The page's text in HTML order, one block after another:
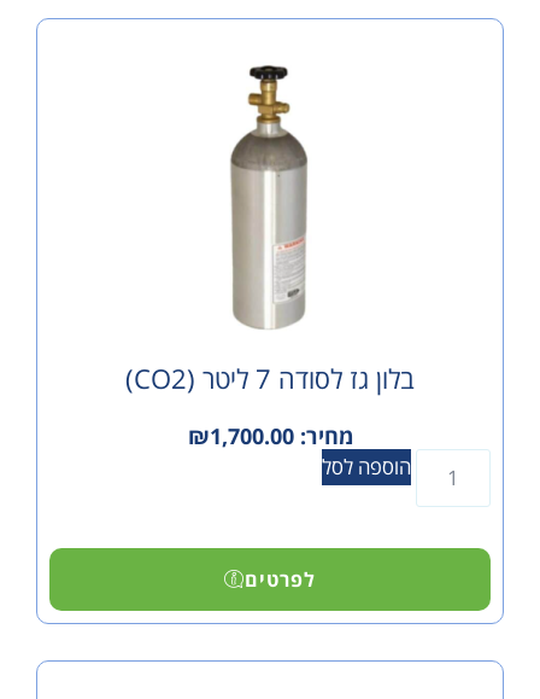
בלון גז לסודה 7 ליטר (CO2)
₪1,700.00
הוספה לסל